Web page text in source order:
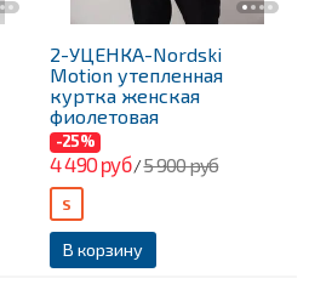
2-УЦЕНКА-Nordski
Motion утепленная
куртка женская
фиолетовая
-25%
4 490 руб/5 900 руб
В корзину
S